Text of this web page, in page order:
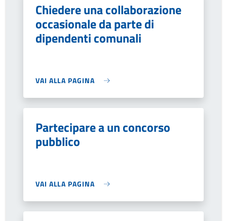
Chiedere una collaborazione
occasionale da parte di
dipendenti comunali
VAI ALLA PAGINA
Partecipare a un concorso
pubblico
VAI ALLA PAGINA